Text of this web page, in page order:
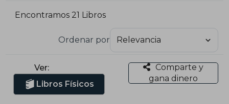
Encontramos 21 Libros
Ordenar por
Ver:
Libros Físicos
Comparte y
gana dinero